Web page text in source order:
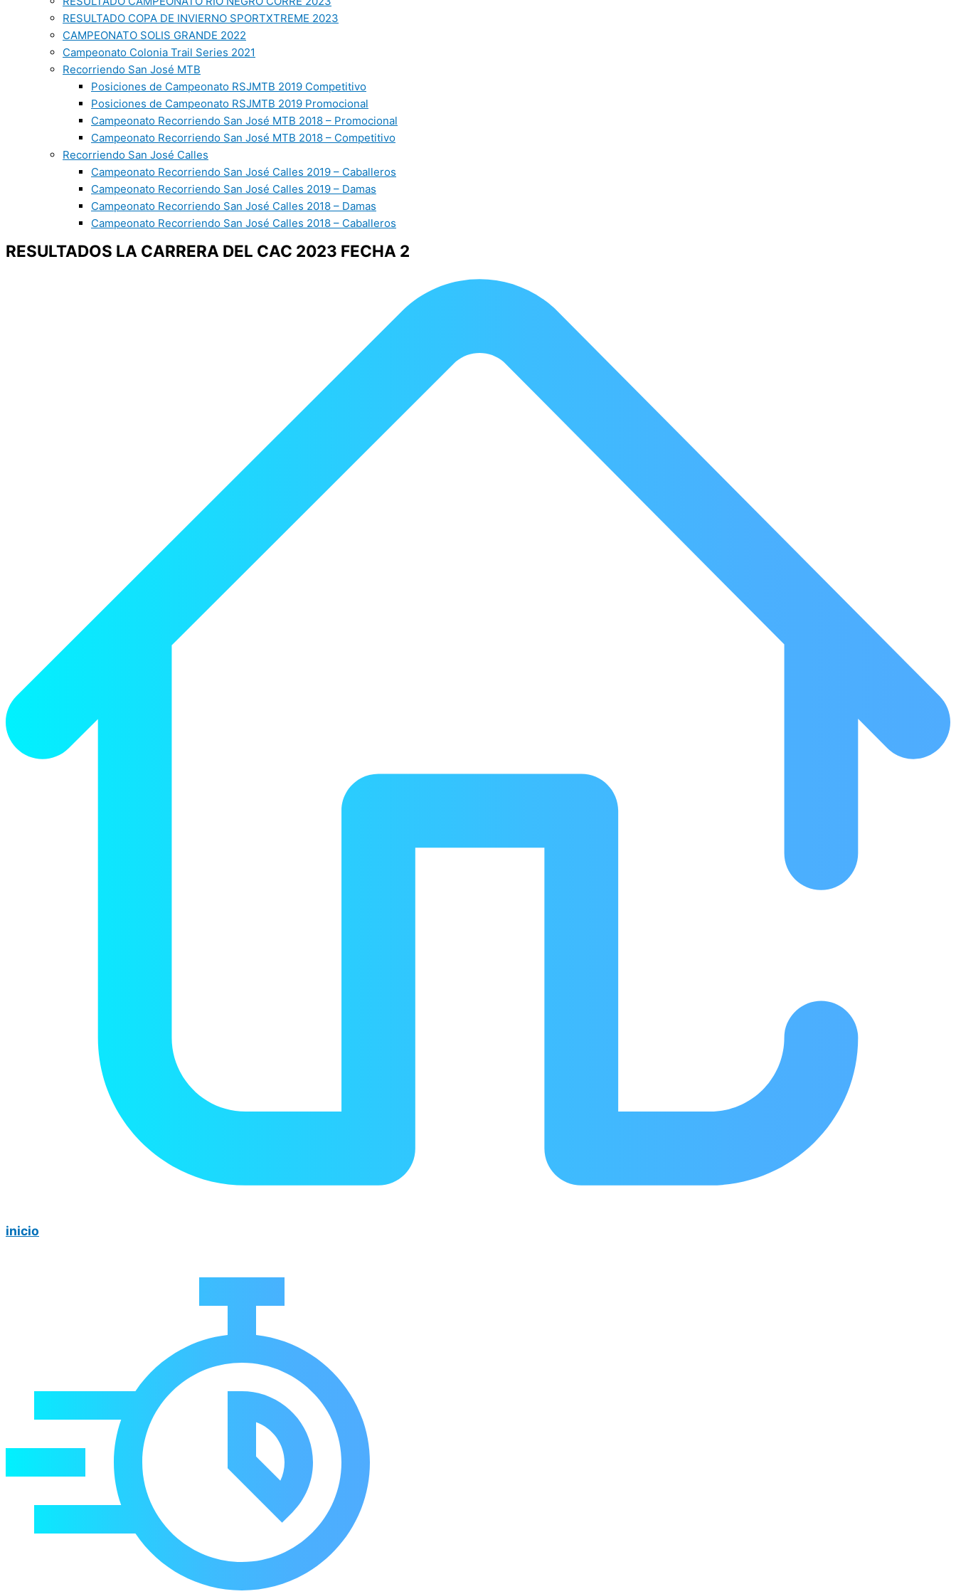
RESULTADO COPA DE INVIERNO SPORTXTREME 2023
CAMPEONATO SOLIS GRANDE 2022
Campeonato Colonia Trail Series 2021
Recorriendo San José MTB
Posiciones de Campeonato RSJMTB 2019 Competitivo
Posiciones de Campeonato RSJMTB 2019 Promocional
Campeonato Recorriendo San José MTB 2018 – Promocional
Campeonato Recorriendo San José MTB 2018 – Competitivo
Recorriendo San José Calles
Campeonato Recorriendo San José Calles 2019 – Caballeros
Campeonato Recorriendo San José Calles 2019 – Damas
Campeonato Recorriendo San José Calles 2018 – Damas
Campeonato Recorriendo San José Calles 2018 – Caballeros
RESULTADOS LA CARRERA DEL CAC 2023 FECHA 2
inicio